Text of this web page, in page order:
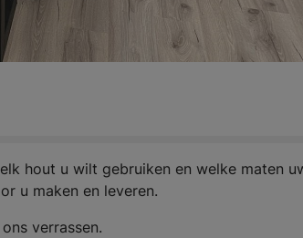
hout u wilt gebruiken en welke maten
u maken en leveren.
verrassen.